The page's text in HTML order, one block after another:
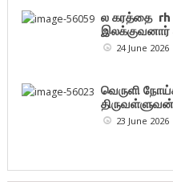
ல கரத்தை rh
இலக்குவனார்
24 June 2026
வெருளி
திருவள்ளுவன்
23 June 2026